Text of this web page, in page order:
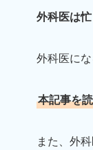
外科医は
外科医に
本記事を
また、外